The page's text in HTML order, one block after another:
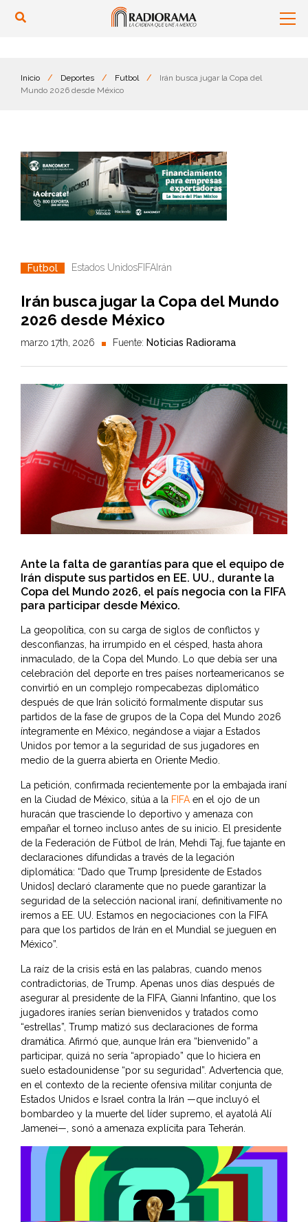
Inicio / Deportes / Futbol /
Irán busca jugar la Copa del
Mundo 2026 desde México
Futbol Estados UnidosFIFA Irán
Irán busca jugar la Copa del Mundo
2026 desde México
marzo 17th, 2026 Fuente: Noticias Radiorama
Ante la falta de garantías para que el equipo de
Irán dispute sus partidos en EE. UU., durante la
Copa del Mundo 2026, el país negocia con la FIFA
para participar desde México.
La geopolítica, con su carga de siglos de conflictos y
desconfianzas, ha irrumpido en el césped, hasta ahora
inmaculado, de la Copa del Mundo. Lo que debía ser una
celebración del deporte en tres países norteamericanos se
convirtió en un complejo rompecabezas diplomático
después de que Irán solicitó formalmente disputar sus
partidos de la fase de grupos de la Copa del Mundo 2026
íntegramente en México, negándose a viajar a Estados
Unidos por temor a la seguridad de sus jugadores en
medio de la guerra abierta en Oriente Medio.
La petición, confirmada recientemente por la embajada iraní
en la Ciudad de México, sitúa a la FIFAen el ojo de un
huracán que trasciende lo deportivo y amenaza con
empañar el torneo incluso antes de su inicio. El presidente
de la Federación de Fútbol de Irán, Mehdi Taj, fue tajante en
declaraciones difundidas a través de la legación
diplomática: “Dado que Trump [presidente de Estados
Unidos] declaró claramente que no puede garantizar la
seguridad de la selección nacional iraní, definitivamente no
iremos a EE. UU. Estamos en negociaciones con la FIFA
para que los partidos de Irán en el Mundial se jueguen en
México”.
La raíz de la crisis está en las palabras, cuando menos
contradictorias, de Trump. Apenas unos días después de
asegurar al presidente de la FIFA, Gianni Infantino, que los
jugadores iraníes serían bienvenidos y tratados como
“estrellas”, Trump matizó sus declaraciones de forma
dramática. Afirmó que, aunque Irán era “bienvenido” a
participar, quizá no sería “apropiado” que lo hiciera en
suelo estadounidense “por su seguridad”. Advertencia que,
en el contexto de la reciente ofensiva militar conjunta de
Estados Unidos e Israel contra la Irán —que incluyó el
bombardeo y la muerte del líder supremo, el ayatolá Alí
Jamenei—, sonó a amenaza explícita para Teherán.